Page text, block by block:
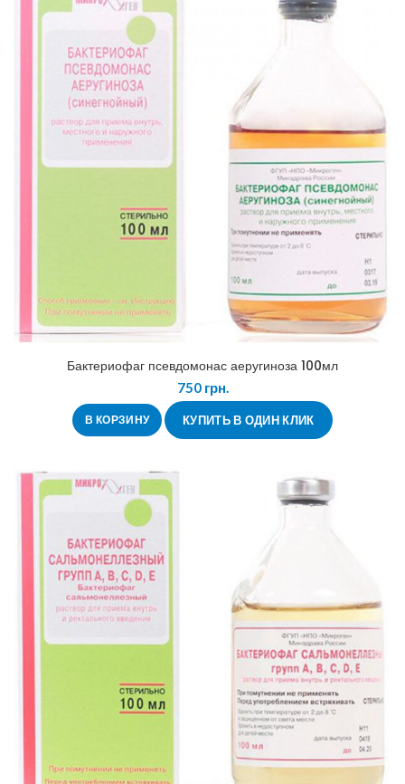
Бактериофаг псевдомонас аеругиноза 100мл
750грн.
В КОРЗИНУ КУПИТЬ В ОДИН КЛИК